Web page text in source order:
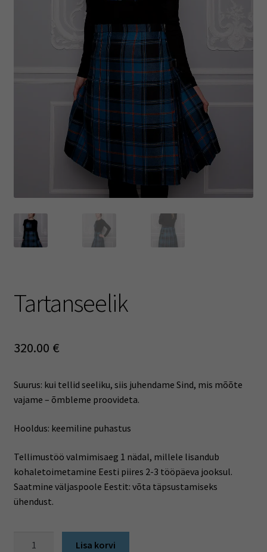
Tartanseelik
320.00 €
Suurus: kui tellid seeliku, siis juhendame Sind, mis mõõte
vajame – õmbleme proovideta.
Hooldus: keemiline puhastus
Tellimustöö valmimisaeg 1 nädal, millele lisandub
kohaletoimetamine Eesti piires 2-3 tööpäeva jooksul.
Saatmine väljaspoole Eestit: võta täpsustamiseks
ühendust.
Lisa korvi